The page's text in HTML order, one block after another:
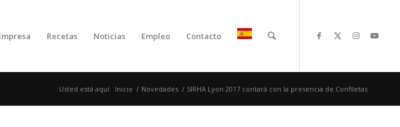
Recetas Noticias Empleo Contacto
Usted está aquí: Inicio / Novedades / SIRHA Lyon 2017 contará con la presencia de Confiletas